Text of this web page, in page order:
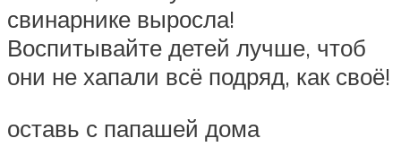
свинарнике выросла!
Воспитывайте детей лучше, чтоб
они не хапали всё подряд, как своё!
оставь с папашей дома